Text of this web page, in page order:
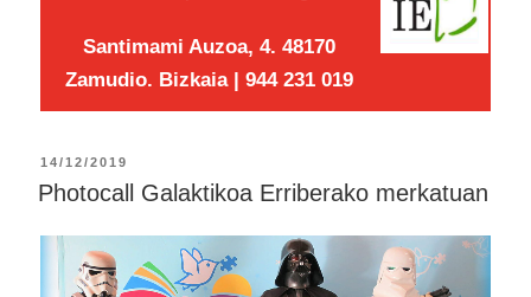
Santimami Auzoa, 4. 48170
Zamudio. Bizkaia | 944 231 019
14/12/2019
Photocall Galaktikoa Erriberako merkatuan